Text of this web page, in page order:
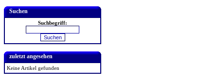
Suchen
Suchbegriff:
zuletzt angesehen
Keine Artikel gefunden